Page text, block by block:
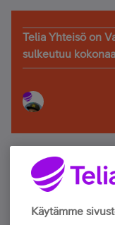
Telia Yhteisö on
sulkeutuu
Älä jää paitsi
Tilaa Telian
Käytämme